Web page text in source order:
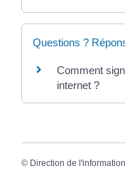
Questions ?
Comment
internet ?
© Direction de